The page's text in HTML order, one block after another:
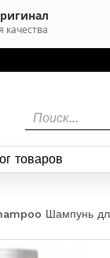
качества
товаров
Шампунь